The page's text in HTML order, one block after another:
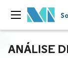
ANÁLISE